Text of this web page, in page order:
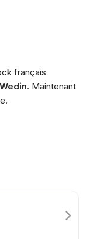
français
. Maintenant